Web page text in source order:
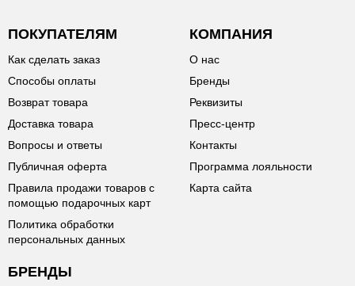
ПОКУПАТЕЛЯМ
Как сделать заказ
Способы оплаты
Возврат товара
Доставка товара
Вопросы и ответы
Публичная оферта
Правила продажи товаров с
помощью подарочных карт
Политика обработки
персональных данных
КОМПАНИЯ
О нас
Бренды
Реквизиты
Пресс-центр
Контакты
Программа лояльности
Карта сайта
БРЕНДЫ